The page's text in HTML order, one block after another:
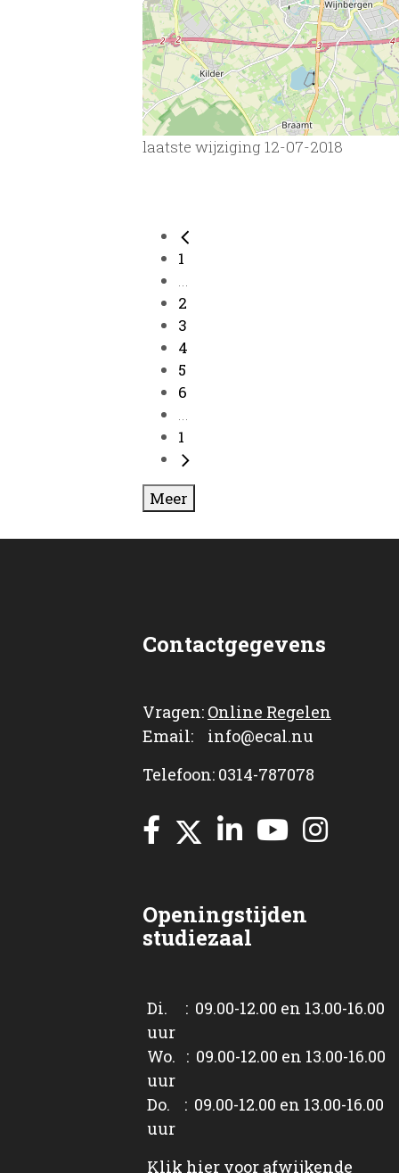
laatste wijziging 12-07-2018
1
...
2
3
4
5
6
...
1
Meer
Contactgegevens
Vragen: Online Regelen
Email: info@ecal.nu
Telefoon: 0314-787078
Openingstijden
studiezaal
Di. : 09.00-12.00 en 13.00-16.00
uur
Wo. : 09.00-12.00 en 13.00-16.00
uur
Do. : 09.00-12.00 en 13.00-16.00
uur
Klik hier voor afwijkende